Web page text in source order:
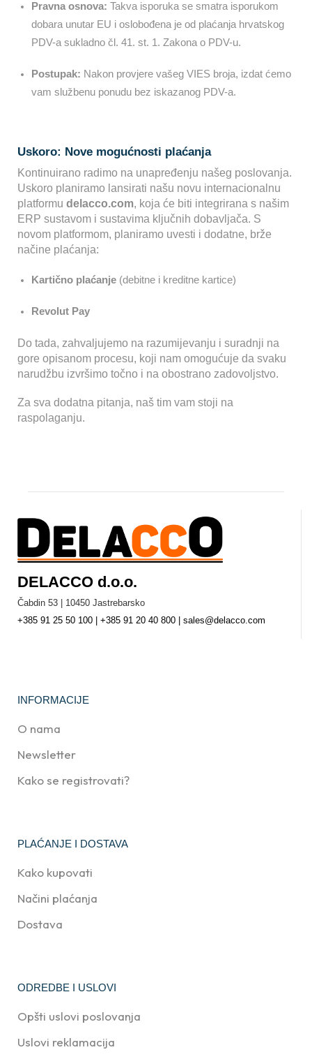
Pravna osnova: Takva isporuka se smatra isporukom
dobara unutar EU i oslobođena je od plaćanja hrvatskog
PDV-a sukladno čl. 41. st. 1. Zakona o PDV-u.
Postupak: Nakon provjere vašeg VIES broja, izdat ćemo
vam službenu ponudu bez iskazanog PDV-a.
Uskoro: Nove mogućnosti plaćanja
Kontinuirano radimo na unapređenju našeg poslovanja.
Uskoro planiramo lansirati našu novu internacionalnu
platformu delacco.com, koja će biti integrirana s našim
ERP sustavom i sustavima ključnih dobavljača. S
novom platformom, planiramo uvesti i dodatne, brže
načine plaćanja:
Kartično plaćanje (debitne i kreditne kartice)
Revolut Pay
Do tada, zahvaljujemo na razumijevanju i suradnji na
gore opisanom procesu, koji nam omogućuje da svaku
narudžbu izvršimo točno i na obostrano zadovoljstvo.
Za sva dodatna pitanja, naš tim vam stoji na
raspolaganju.
DELACCO d.o.o.
Čabdin 53 | 10450 Jastrebarsko
+385 91 25 50 100 | +385 91 20 40 800 | sales@delacco.com
INFORMACIJE
O nama
Newsletter
Kako se registrovati?
PLAĆANJE I DOSTAVA
Kako kupovati
Načini plaćanja
Dostava
ODREDBE I USLOVI
Opšti uslovi poslovanja
Uslovi reklamacija